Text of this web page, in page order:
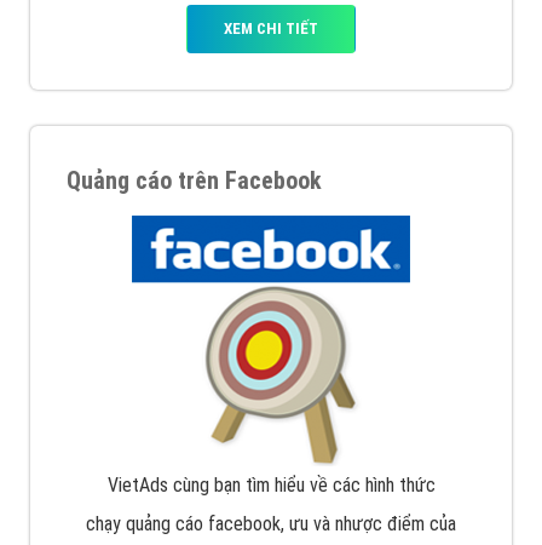
XEM CHI TIẾT
Quảng cáo trên Facebook
VietAds cùng bạn tìm hiểu về các hình thức
chạy quảng cáo facebook, ưu và nhược điểm của